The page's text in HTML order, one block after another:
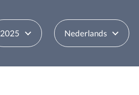
2025 Nederlands